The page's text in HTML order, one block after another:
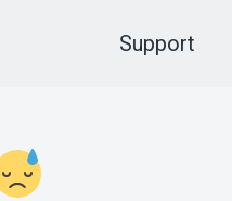
Support